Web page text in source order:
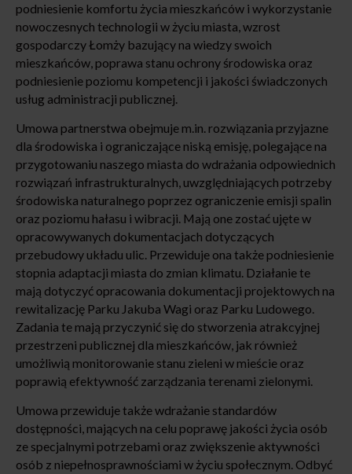
podniesienie komfortu życia mieszkańców i wykorzystanie
nowoczesnych technologii w życiu miasta, wzrost
gospodarczy Łomży bazujący na wiedzy swoich
mieszkańców, poprawa stanu ochrony środowiska oraz
podniesienie poziomu kompetencji i jakości świadczonych
usług administracji publicznej.
Umowa partnerstwa obejmuje m.in. rozwiązania przyjazne
dla środowiska i ograniczające niską emisję, polegające na
przygotowaniu naszego miasta do wdrażania odpowiednich
rozwiązań infrastrukturalnych, uwzględniających potrzeby
środowiska naturalnego poprzez ograniczenie emisji spalin
oraz poziomu hałasu i wibracji. Mają one zostać ujęte w
opracowywanych dokumentacjach dotyczących
przebudowy układu ulic. Przewiduje ona także podniesienie
stopnia adaptacji miasta do zmian klimatu. Działanie te
mają dotyczyć opracowania dokumentacji projektowych na
rewitalizację Parku Jakuba Wagi oraz Parku Ludowego.
Zadania te mają przyczynić się do stworzenia atrakcyjnej
przestrzeni publicznej dla mieszkańców, jak również
umożliwią monitorowanie stanu zieleni w mieście oraz
poprawią efektywność zarządzania terenami zielonymi.
Umowa przewiduje także wdrażanie standardów
dostępności, mających na celu poprawę jakości życia osób
ze specjalnymi potrzebami oraz zwiększenie aktywności
osób z niepełnosprawnościami w życiu społecznym. Odbyć